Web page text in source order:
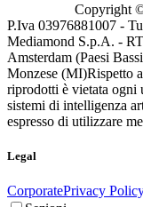
Copyright
P.Iva 03976881007 -
Mediamond S.p.A. -
Amsterdam (Paesi
Monzese (MI)Rispetto
riprodotti è vietata ogni
sistemi di intelligenza
espresso di utilizzare
Legal
CorporatePrivacy